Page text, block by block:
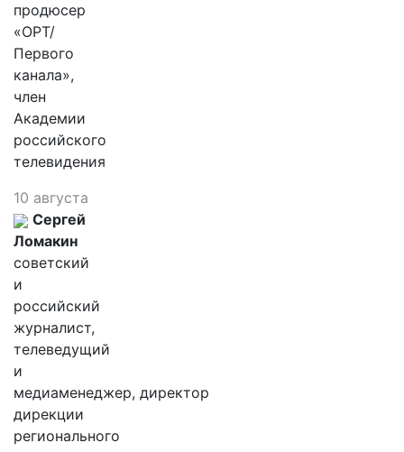
продюсер
«ОРТ/
Первого
канала»,
член
Академии
российского
телевидения
10 августа
Сергей
Ломакин
советский
и
российский
журналист,
телеведущий
и
медиаменеджер, директор
дирекции
регионального